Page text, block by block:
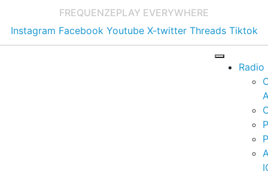
FREQUENZEPLAY EVERYWHERE
Instagram Facebook Youtube X-twitter Threads Tiktok
Radio